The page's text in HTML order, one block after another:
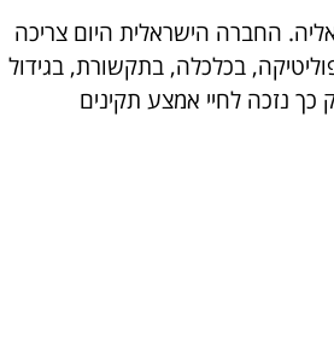
החברה הישראלית היום צריכה
בכלכלה, בתקשורת, בגידול
כך נזכה לחיי אמצע תקינים